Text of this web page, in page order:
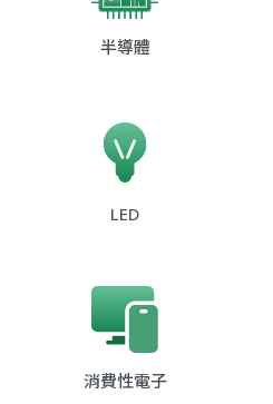
半導體
LED
消費性電子